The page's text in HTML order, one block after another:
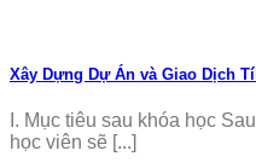
Xây Dựng Dự Án và Giao Dịch
I. Mục tiêu sau khóa học
học viên sẽ [...]